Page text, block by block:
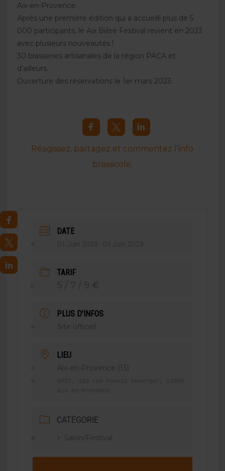
Aix-en-Provence.
Après une première édition qui a accueilli plus de 5
000 participants, le Aix Bière Festival revient en 2023
avec plusieurs nouveautés !
30 brasseries artisanales de la région PACA et
d’ailleurs.
Ouverture des réservations le 1er mars 2023.
Réagissez, partagez et commentez l’info
brassicole.
DATE
01 Juin 2023 - 03 Juin 2023
TARIF
5 / 7 / 9 €
PLUS D'INFOS
Site officiel
LIEU
Aix-en-Provence (13)
CATÉGORIE
Salon/Festival